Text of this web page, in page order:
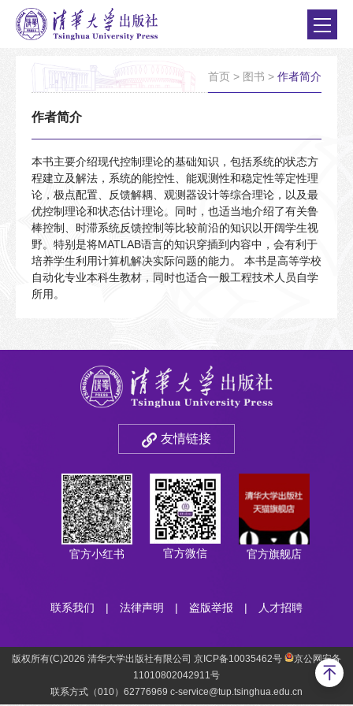
首页 > 图书 > 作者简介
作者简介
本书主要介绍现代控制理论的基础知识，包括系统的状态方
程建立及解法，系统的能控性、能观测性和稳定性等定性理
论，极点配置、反馈解耦、观测器设计等综合理论，以及最
优控制理论和状态估计理论。同时，也适当地介绍了有关鲁
棒控制、时滞系统反馈控制等比较前沿的知识以开阔学生视
野。特别是将MATLAB语言的知识穿插到内容中，会有利于
培养学生利用计算机解决实际问题的能力。 本书是高等学校
自动化专业本科生教材，同时也适合一般工程技术人员自学
所用。
友情链接
官方小红书 官方微信 官方旗舰店
联系我们 | 法律声明 | 盗版举报 | 人才招聘
版权所有(C)2026 清华大学出版社有限公司 京ICP备10035462号
京公网安备
11010802042911号
联系方式（010）62776969 c-service@tup.tsinghua.edu.cn